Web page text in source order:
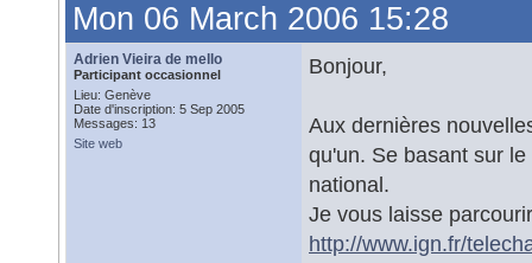
Mon 06 March 2006 15:28
Adrien Vieira de mello
Participant occasionnel
Lieu: Genève
Date d'inscription: 5 Sep 2005
Messages: 13
Site web
Bonjour,
Aux dernières
qu'un. Se basant sur
national.
Je vous laisse
http://www.ign.fr/